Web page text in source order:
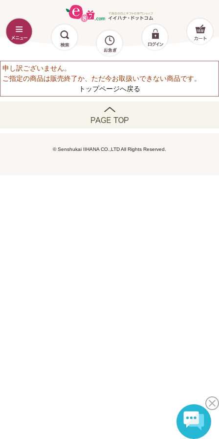
申し訳ございません。
ご指定の商品は販売終了か、ただ今お取扱いできない商品です。
トップページへ戻る
© Senshukai IIHANA CO.,LTD All Rights Reserved.